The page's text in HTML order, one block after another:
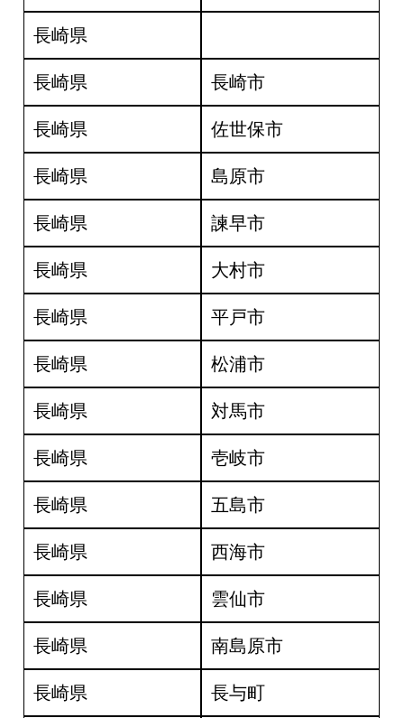
長崎県
長崎県 長崎市
長崎県 佐世保市
長崎県 島原市
長崎県 諫早市
長崎県 大村市
長崎県 平戸市
長崎県 松浦市
長崎県 対馬市
長崎県 壱岐市
長崎県 五島市
長崎県 西海市
長崎県 雲仙市
長崎県 南島原市
長崎県 長与町